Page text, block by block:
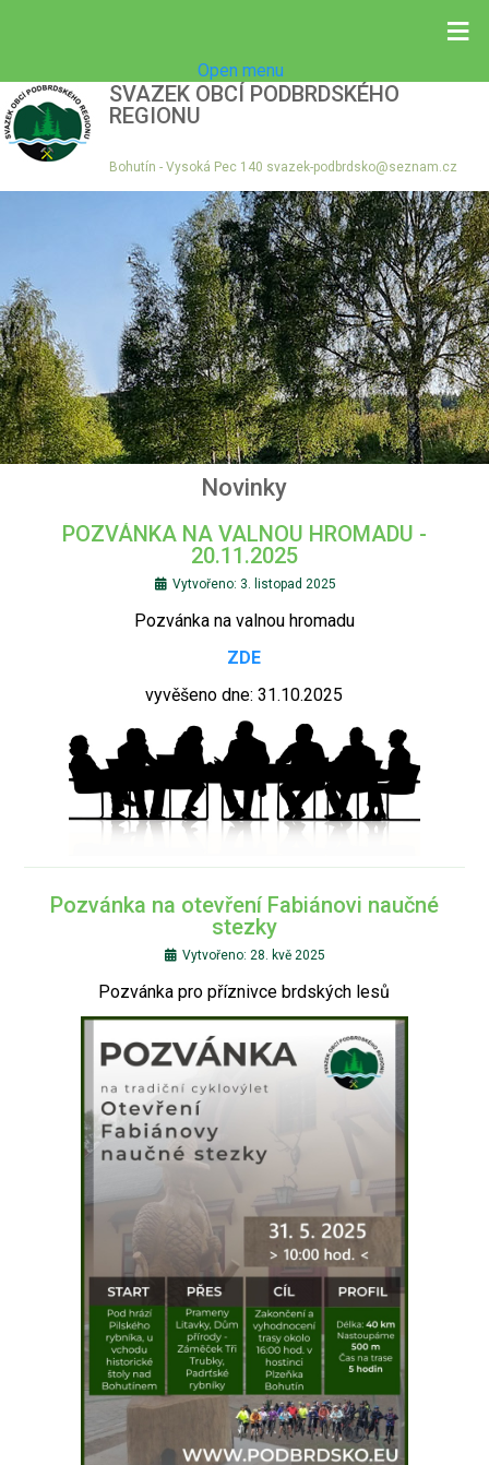
≡
Open menu
SVAZEK OBCÍ PODBRDSKÉHO
REGIONU
Bohutín - Vysoká Pec 140 svazek-podbrdsko@seznam.cz
Novinky
POZVÁNKA NA VALNOU HROMADU -
20.11.2025
Vytvořeno: 3. listopad 2025
Pozvánka na valnou hromadu
ZDE
vyvěšeno dne: 31.10.2025
Pozvánka na otevření Fabiánovi naučné
stezky
Vytvořeno: 28. kvě 2025
Pozvánka pro příznivce brdských lesů